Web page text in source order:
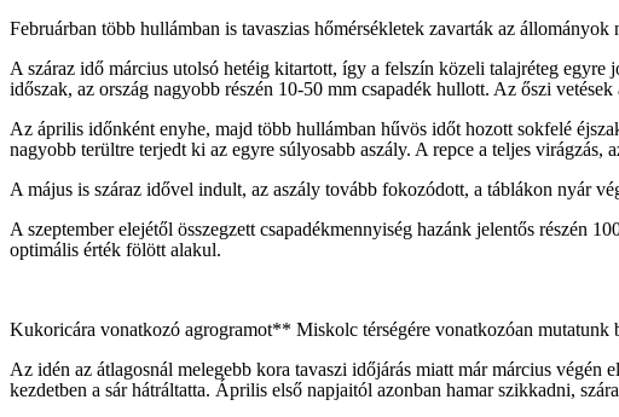
Februárban több hullámban is tavaszias hőmérsékletek zavarták az
A száraz idő március utolsó hetéig kitartott, így a felszín közeli talajréteg egyre
időszak, az ország nagyobb részén 10-50 mm csapadék hullott. Az őszi
Az április időnként enyhe, majd több hullámban hűvös időt hozott sokfelé
nagyobb terültre terjedt ki az egyre súlyosabb aszály. A repce a teljes
A május is száraz idővel indult, az aszály tovább fokozódott, a táblákon nyár
A szeptember elejétől összegzett csapadékmennyiség hazánk jelentős részén
optimális érték fölött alakul.
Kukoricára vonatkozó agrogramot** Miskolc térségére vonatkozóan mutatunk
Az idén az átlagosnál melegebb kora tavaszi időjárás miatt már március végén
kezdetben a sár hátráltatta. Április első napjaitól azonban hamar szikkadni,